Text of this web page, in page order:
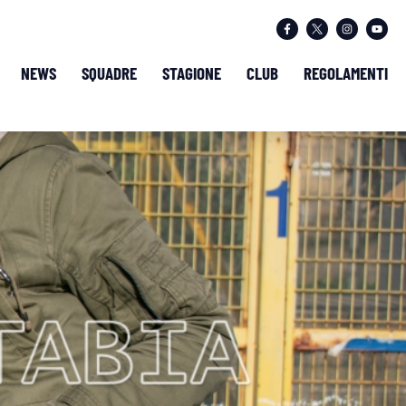
NEWS SQUADRE STAGIONE CLUB REGOLAMENTI